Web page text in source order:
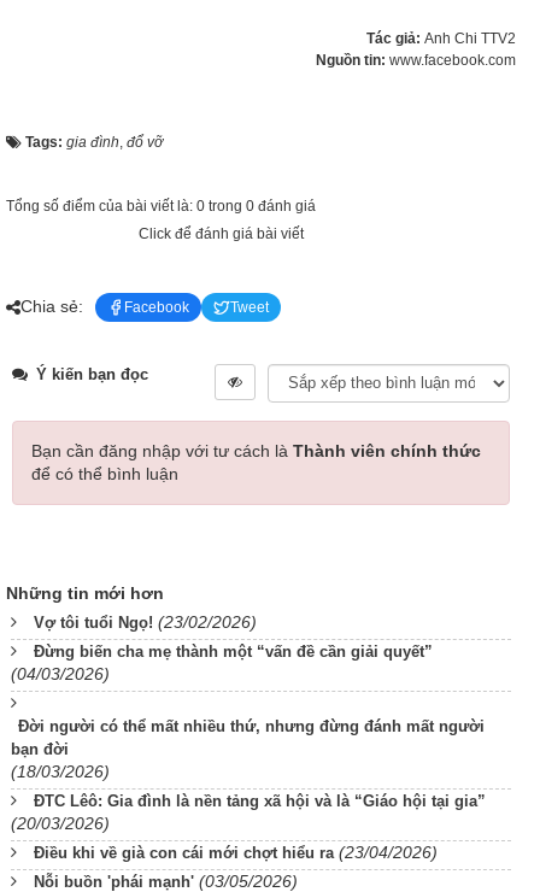
Tác giả: Anh Chi TTV2
Nguồn tin: www.facebook.com
Tags: gia đình đổ vỡ
Tổng số điểm của bài viết là: 0 trong 0 đánh giá
Click để đánh giá bài viết
Chia sẻ: Facebook Tweet
Ý kiến bạn đọc
Bạn cần đăng nhập với tư cách là Thành viên chính thức
để có thể bình luận
Những tin mới hơn
Vợ tôi tuổi Ngọ! (23/02/2026)
Đừng biến cha mẹ thành một “vấn đề cần giải quyết”
(04/03/2026)
Đời người có thể mất nhiều thứ, nhưng đừng đánh mất người
bạn đời
(18/03/2026)
ĐTC Lêô: Gia đình là nền tảng xã hội và là “Giáo hội tại gia”
(20/03/2026)
Điều khi về già con cái mới chợt hiểu ra (23/04/2026)
Nỗi buồn 'phái mạnh' (03/05/2026)